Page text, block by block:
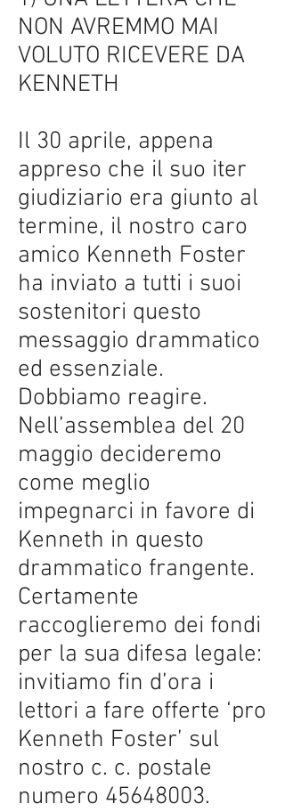
NON AVREMMO MAI
VOLUTO RICEVERE DA
KENNETH
Il 30 aprile, appena
appreso che il suo iter
giudiziario era giunto al
termine, il nostro caro
amico Kenneth Foster
ha inviato a tutti i suoi
sostenitori questo
messaggio drammatico
ed essenziale.
Dobbiamo reagire.
Nell’assemblea del 20
maggio decideremo
come meglio
impegnarci in favore di
Kenneth in questo
drammatico frangente.
Certamente
raccoglieremo dei fondi
per la sua difesa legale:
invitiamo fin d’ora i
lettori a fare offerte ‘pro
Kenneth Foster’ sul
nostro c. c. postale
numero 45648003.